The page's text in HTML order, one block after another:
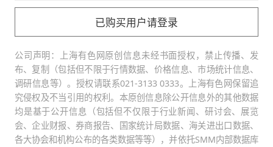
已购买用户请登录
公司声明：上海有色网原创信息未经书面授权，禁止传播、发
布、复制（包括但不限于行情数据、价格信息、市场统计信息、
调研信息等）。授权请联系021-3133 0333。上海有色网保留追
究侵权及不当引用的权利。本原创信息除公开信息外的其他数据
均是基于公开信息（包括但不仅限于行业新闻、研讨会、展览
会、企业财报、券商报告、国家统计局数据、海关进出口数据、
各大协会和机构公布的各类数据等等），并依托SMM内部数据库